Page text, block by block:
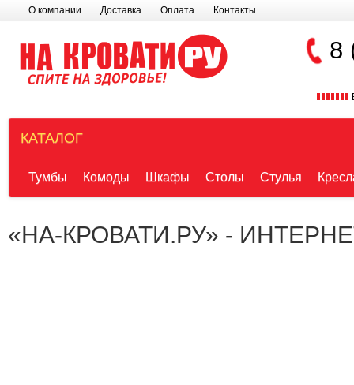
О компании Доставка Оплата Контакты
8
КАТАЛОГ
Тумбы Комоды Шкафы Столы Стулья
«НА-КРОВАТИ.РУ» -